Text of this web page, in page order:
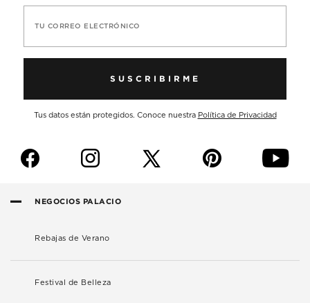
TU CORREO ELECTRÓNICO
SUSCRIBIRME
Tus datos están protegidos. Conoce nuestra Política de Privacidad
f i p y
NEGOCIOS PALACIO
Rebajas de Verano
Festival de Belleza